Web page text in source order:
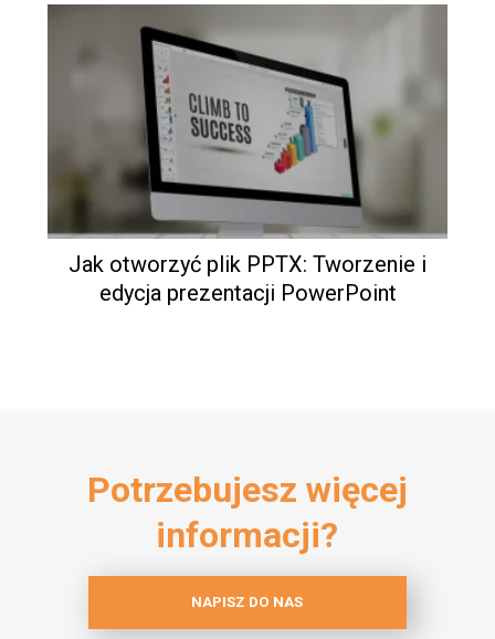
Jak otworzyć plik PPTX: Tworzenie i
edycja prezentacji PowerPoint
Potrzebujesz więcej
informacji?
NAPISZ DO NAS